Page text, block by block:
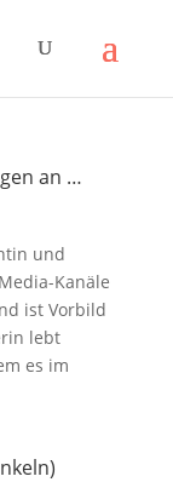
an …
und
Kanäle
ist Vorbild
lebt
es im